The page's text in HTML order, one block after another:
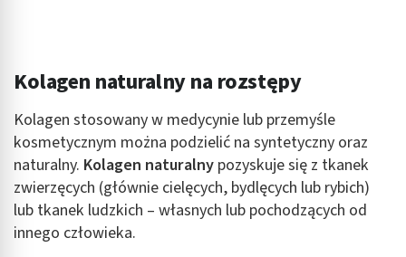
Kolagen naturalny na rozstępy
Kolagen stosowany w medycynie lub przemyśle
kosmetycznym można podzielić na syntetyczny oraz
naturalny. Kolagen naturalny pozyskuje się z tkanek
zwierzęcych (głównie cielęcych, bydlęcych lub rybich)
lub tkanek ludzkich – własnych lub pochodzących od
innego człowieka.